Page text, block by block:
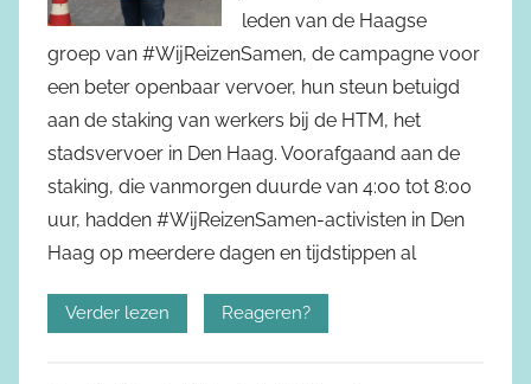
leden van de Haagse
groep van #WijReizenSamen, de campagne voor
een beter openbaar vervoer, hun steun betuigd
aan de staking van werkers bij de HTM, het
stadsvervoer in Den Haag. Voorafgaand aan de
staking, die vanmorgen duurde van 4:00 tot 8:00
uur, hadden #WijReizenSamen-activisten in Den
Haag op meerdere dagen en tijdstippen al
Verder lezen Reageren?